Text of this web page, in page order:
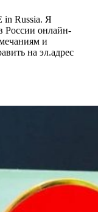
in Russia. Я
России онлайн-
и
на эл.адрес